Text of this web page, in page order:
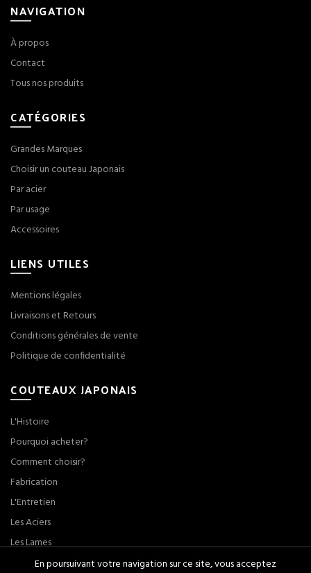
NAVIGATION
À propos
Contact
Tous nos produits
CATÉGORIES
Grandes Marques
Choisir un couteau Japonais
Par acier
Par usage
Accessoires
LIENS UTILES
Mentions légales
Livraisons et Retours
Conditions générales de vente
Politique de confidentialité
COUTEAUX JAPONAIS
L'Histoire
Pourquoi acheter?
Comment choisir?
Fabrication
L'Entretien
Les Aciers
Les Lames
En poursuivant votre navigation sur ce site, vous acceptez